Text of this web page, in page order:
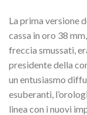
La prima versione
cassa in oro 38
freccia smussati,
presidente della
un entusiasmo
esuberanti,
linea con i nuovi